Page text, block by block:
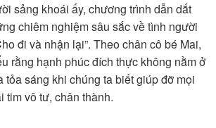
sảng khoái ấy, chương trình dẫn dắt
chiêm nghiệm sâu sắc về tình người
đi và nhận lại”. Theo chân cô bé Mai,
rằng hạnh phúc đích thực không nằm ở
tỏa sáng khi chúng ta biết giúp đỡ mọi
tim vô tư, chân thành.